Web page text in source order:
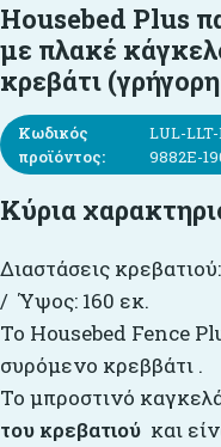
Housebed Plus
με πλακέ
κρεβάτι
Κωδικός
προϊόντος:
LUL-
9882E-
Κύρια
Διαστάσεις
/ Ύψος: 160 εκ.
Το Housebed Fence
συρόμενο κρεββάτι .
Το μπροστινό
του κρεβατιού και